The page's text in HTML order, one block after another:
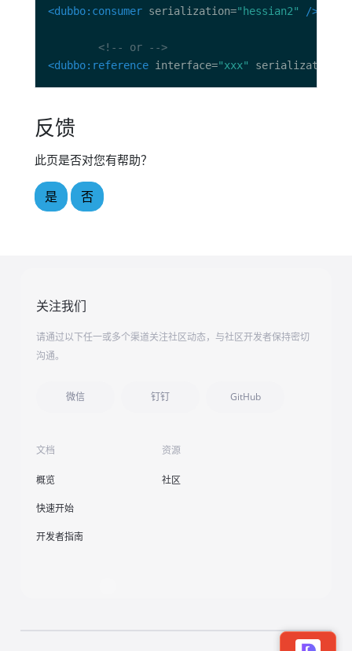
<dubbo:consumer serialization="hessian2" />
<!-- or -->
<dubbo:reference interface="xxx" serialization=
反馈
此页是否对您有帮助？
是 否
关注我们
请通过以下任一或多个渠道关注社区动态，与社区开发者保持密切
沟通。
微信 钉钉 GitHub
文档
概览
快速开始
开发者指南
资源
社区